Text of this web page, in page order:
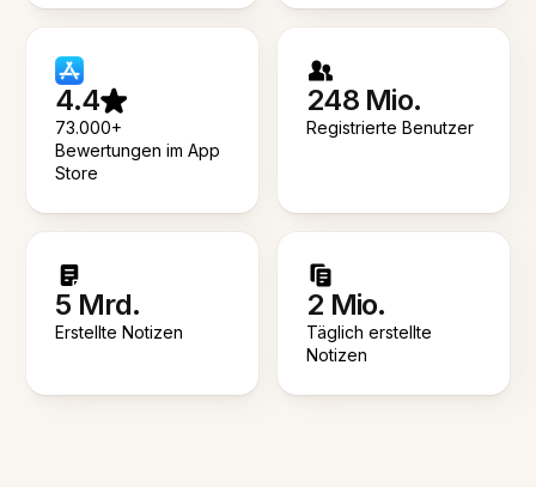
4.4
73.000+
Bewertungen im App
Store
248 Mio.
Registrierte Benutzer
5 Mrd.
Erstellte Notizen
2 Mio.
Täglich erstellte
Notizen